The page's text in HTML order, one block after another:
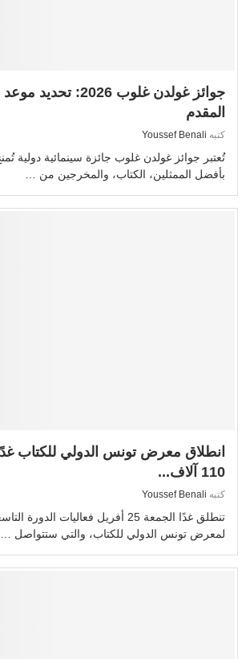
جوائز غولدن غلوب 2026:
المقدم
كتبه Youssef Benali
تُعتبر جوائز غولدن غلوب جائزة سينمائية دولية
بأفضل الممثلين، الكتاب، والمخرجين من …
انطلاق معرض تونس الدولي للكتاب
110 آلاف...
كتبه Youssef Benali
تنطلق غدًا الجمعة 25 أفريل فعاليات الدورة
لمعرض تونس الدولي للكتاب، والتي ستتواصل …